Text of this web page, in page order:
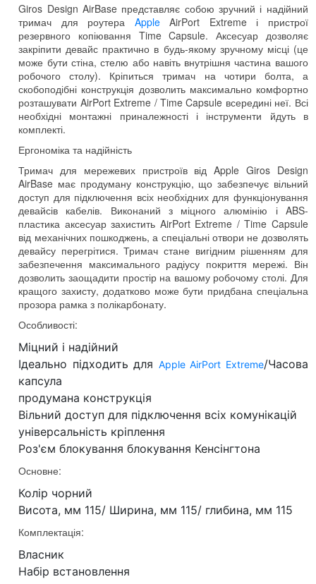
Giros Design AirBase представляє собою зручний і надійний
тримач для роутера AppleAirPort Extreme і пристрої
резервного копіювання Time Capsule. Аксесуар дозволяє
закріпити девайс практично в будь-якому зручному місці (це
може бути стіна, стелю або навіть внутрішня частина вашого
робочого столу). Кріпиться тримач на чотири болта, а
скобоподібні конструкція дозволить максимально комфортно
розташувати AirPort Extreme / Time Capsule всередині неї. Всі
необхідні монтажні приналежності і інструменти йдуть в
комплекті.
Ергономіка та надійність
Тримач для мережевих пристроїв від Apple Giros Design
AirBase має продуману конструкцію, що забезпечує вільний
доступ для підключення всіх необхідних для функціонування
девайсів кабелів. Виконаний з міцного алюмінію і ABS-
пластика аксесуар захистить AirPort Extreme / Time Capsule
від механічних пошкоджень, а спеціальні отвори не дозволять
девайсу перегрітися. Тримач стане вигідним рішенням для
забезпечення максимального радіусу покриття мережі. Він
дозволить заощадити простір на вашому робочому столі. Для
кращого захисту, додатковоможе бути придбана спеціальна
прозора рамка з полікарбонату.
Особливості:
Міцний і надійний
Ідеально підходить для Apple AirPort Extreme/Часова
капсула
продумана конструкція
Вільний доступ для підключення всіх комунікацій
універсальність кріплення
Роз'єм блокування блокування Кенсінгтона
Основне:
Колір чорний
Висота, мм 115/ Ширина, мм 115/ глибина, мм 115
Комплектація:
Власник
Набір встановлення